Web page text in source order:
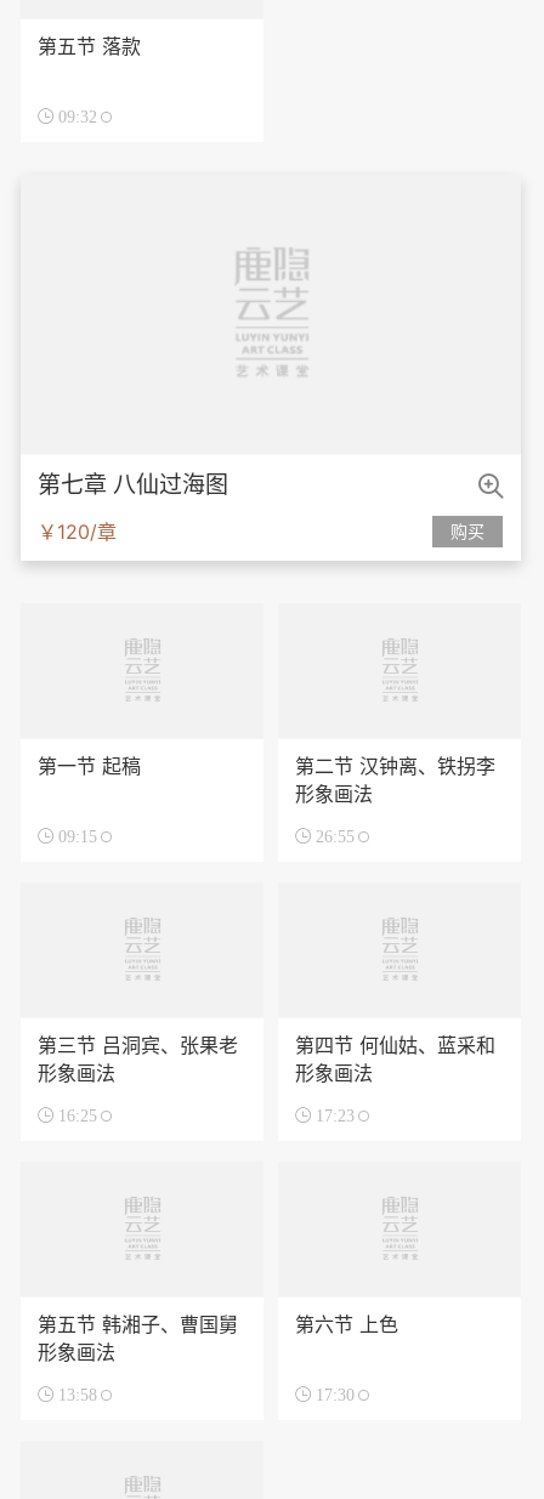
第五节 落款
 09:32
第七章 八仙过海图
￥120/章 购买

第一节 起稿
 09:15
第二节 汉钟离、铁拐李
形象画法
 26:55
第三节 吕洞宾、张果老
形象画法
 16:25
第四节 何仙姑、蓝采和
形象画法
 17:23
第五节 韩湘子、曹国舅
形象画法
 13:58
第六节 上色
 17:30